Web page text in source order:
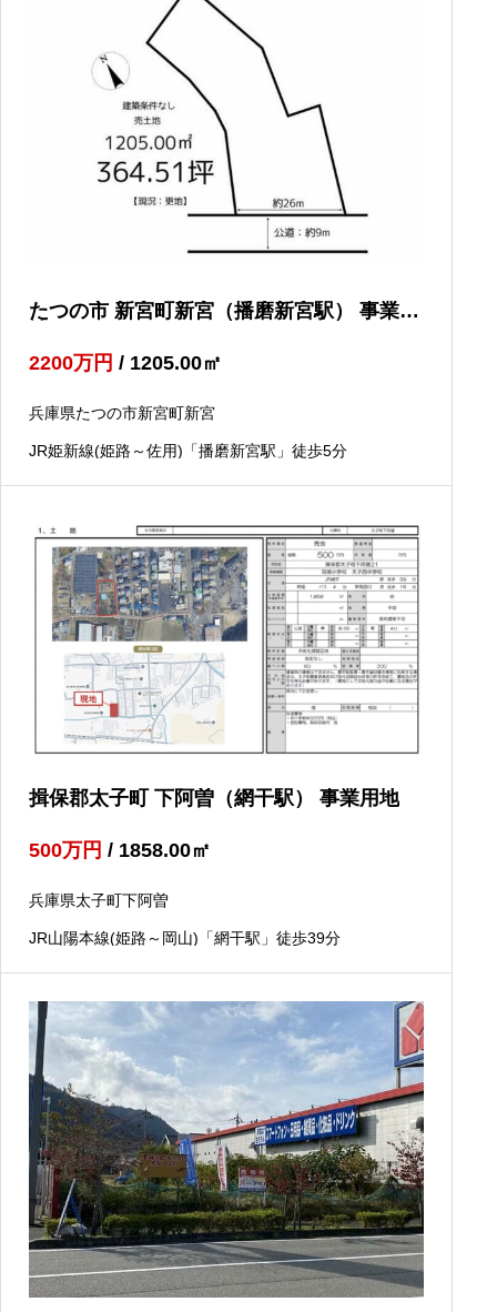
たつの市 新宮町新宮（播磨新宮駅） 事業用
2200万円 / 1205.00㎡
兵庫県たつの市新宮町新宮
JR姫新線(姫路～佐用)「播磨新宮駅」徒歩5分
揖保郡太子町 下阿曽（網干駅） 事業用地
500万円 / 1858.00㎡
兵庫県太子町下阿曽
JR山陽本線(姫路～岡山)「網干駅」徒歩39分